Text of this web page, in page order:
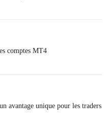
comptes MT4
avantage unique pour les traders